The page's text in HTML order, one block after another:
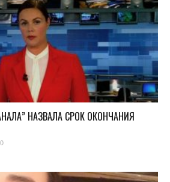
НАЗВАЛА СРОК ОКОНЧАНИЯ